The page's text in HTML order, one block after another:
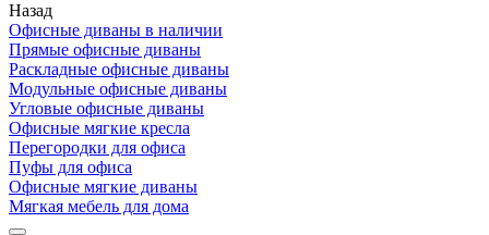
Назад
Офисные диваны в наличии
Прямые офисные диваны
Раскладные офисные диваны
Модульные офисные диваны
Угловые офисные диваны
Офисные мягкие кресла
Перегородки для офиса
Пуфы для офиса
Офисные мягкие диваны
Мягкая мебель для дома